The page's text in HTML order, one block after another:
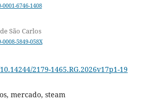
6746-1408
São Carlos
5849-058X
2179-1465.RG.2026v17p1-19
mercado, steam